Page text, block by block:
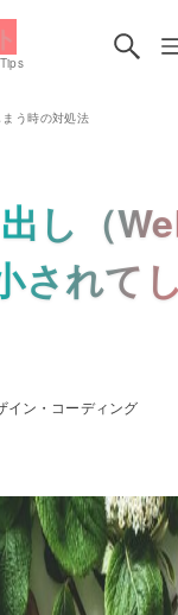
う時の対処法
し（
されて
イン・コーディング